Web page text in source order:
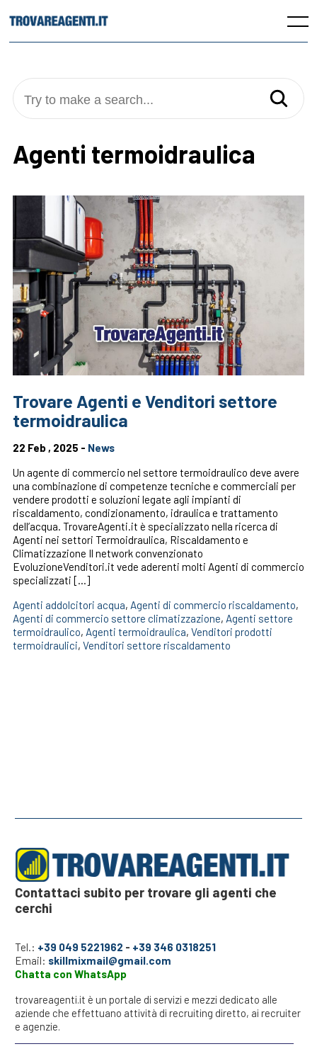
to
Menu
Try to make a search...
Agenti termoidraulica
Trovare Agenti e Venditori settore
termoidraulica
22 Feb , 2025 - News
Un agente di commercio nel settore termoidraulico deve avere
una combinazione di competenze tecniche e commerciali per
vendere prodotti e soluzioni legate agli impianti di
riscaldamento, condizionamento, idraulica e trattamento
dell’acqua. TrovareAgenti.it è specializzato nella ricerca di
Agenti nei settori Termoidraulica, Riscaldamento e
Climatizzazione Il network convenzionato
EvoluzioneVenditori.it vede aderenti molti Agenti di commercio
specializzati […]
Agenti addolcitori acqua, Agenti di commercio riscaldamento,
Agenti di commercio settore climatizzazione, Agenti settore
termoidraulico, Agenti termoidraulica, Venditori prodotti
termoidraulici, Venditori settore riscaldamento
Contattaci subito per trovare gli agenti che
cerchi
Tel.: +39 049 5221962 - +39 346 0318251
Email: skillmixmail@gmail.com
Chatta con WhatsApp
trovareagenti.it è un portale di servizi e mezzi dedicato alle
aziende che effettuano attività di recruiting diretto, ai recruiter
e agenzie.